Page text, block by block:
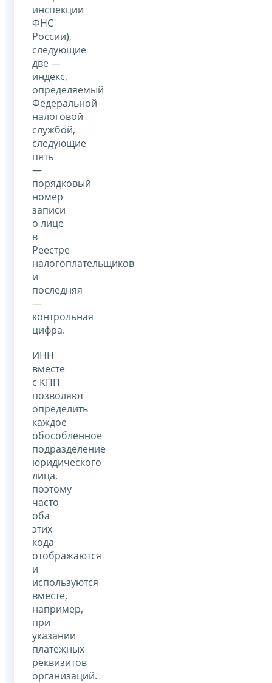
инспекции
ФНС
России),
следующие
две —
индекс,
определяемый
Федеральной
налоговой
службой,
следующие
пять
—
порядковый
номер
записи
о лице
в
Реестре
налогоплательщиков
и
последняя
—
контрольная
цифра.
ИНН
вместе
с КПП
позволяют
определить
каждое
обособленное
подразделение
юридического
лица,
поэтому
часто
оба
этих
кода
отображаются
и
используются
вместе,
например,
при
указании
платежных
реквизитов
организаций.